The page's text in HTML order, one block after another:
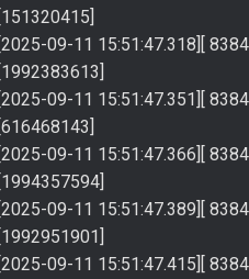
[151320415]
[2025-09-11 15:51:47.318][
[1992383613]
[2025-09-11 15:51:47.351][
[616468143]
[2025-09-11 15:51:47.366][
[1994357594]
[2025-09-11 15:51:47.389][
[1992951901]
[2025-09-11 15:51:47.415][